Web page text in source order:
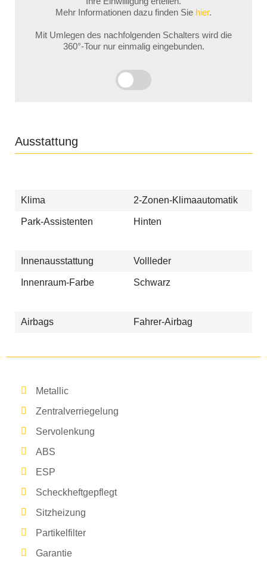
Mehr Informationen dazu finden Sie hier.
Mit Umlegen des nachfolgenden Schalters wird die
360°-Tour nur einmalig eingebunden.
Ausstattung
Klima 2-Zonen-Klimaautomatik
Park-Assistenten Hinten
Innenausstattung Vollleder
Innenraum-Farbe Schwarz
Airbags Fahrer-Airbag
Metallic
Zentralverriegelung
Servolenkung
ABS
ESP
Scheckheftgepflegt
Sitzheizung
Partikelfilter
Garantie